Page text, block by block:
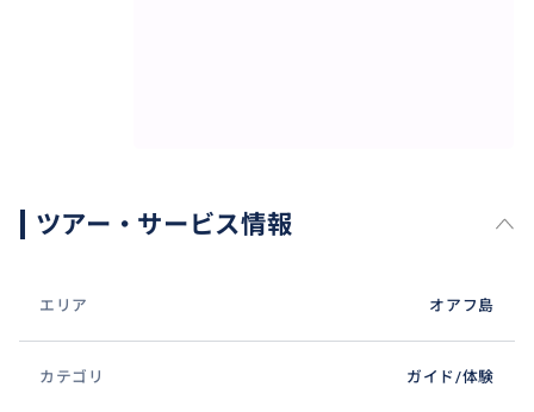
ツアー・サービス情報
エリア オアフ島
カテゴリ ガイド/体験